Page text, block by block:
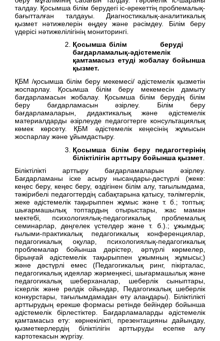
талдау. Қосымша білім берудегі іс-әрекеттің проблемалық-
бағытталған талдауы. Диагностикалық-аналитикалық
қызмет нәтижелерін өңдеу және рәсімдеу. Білім беру
үдерісі нәтижелілігінің мониторингі.
Қосымша білім беруді
бағдарламалық-әдістемелік
қамтамасыз етуді жобалау бойынша
қызмет.
ҚБМ /қосымша білім беру мекемесі/ әдістемелік қызметін
жоспарлау. Қосымша білім беру мекемесін дамыту
бағдарламасын жобалау. Қосымша білім берудің білім
беру бағдарламасын әзірлеу. Білім беру
бағдарламаларын, дидактикалық және әдістемелік
материалдарды әзірлеуде педагогтерге консультациялық
көмек көрсету. ҚБМ әдістемелік кеңесінің жұмысын
жоспарлау және ұйымдастыру.
Қосымша білім беру педагогтерінің
біліктілігін арттыру бойынша қызмет.
Біліктілікті арттыру бағдарламаларын әзірлеу.
Бағдарламаны іске асыру нысандары-дәстүрлі (жеке:
кеңес беру, кеңес беру, өздігінен білім алу, тағылымдама,
тәжірибелі педагогтердің сабақтарына қатысу, тәлімгерлік,
жеке әдістемелік тақырыппен жұмыс және т. б.; топтық:
шығармашылық топтардың отырыстары, жас маман
мектебі, психологиялық-педагогикалық проблемалық
семинарлар, дөңгелек үстелдер және т. б.).; ұжымдық:
ғылыми-практикалық педагогикалық конференциялар,
педагогикалық оқулар, психологиялық-педагогикалық
проблемалар бойынша дәрістер, әртүрлі көрмелер,
бірыңғай әдістемелік тақырыппен ұжымның жұмысы;)
және дәстүрлі емес (Педагогикалық ринг, пікірталас,
педагогикалық идеялар жәрмеңкесі, шығармашылық және
педагогикалық шеберханалар, шеберлік сыныптары,
іскерлік және рөлдік ойындар, Педагогикалық шеберлік
конкурстары, тағылымдамадан өту алаңдары). Біліктілікті
арттырудың ерекше формасы ретінде бейіндер бойынша
әдістемелік бірлестіктер. Бағдарламаларды әдістемелік
қамтамасыз ету: көрнекілікті, презентацияны дайындау,
қызметкерлердің біліктілігін арттыруды есепке алу
картотекасын жүргізу.